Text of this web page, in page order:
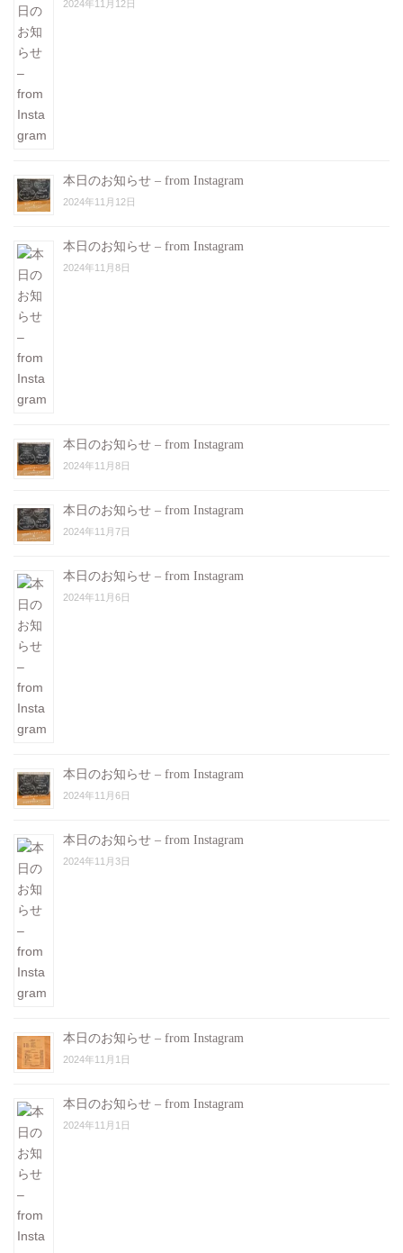
2024年11月12日
本日のお知らせ – from Instagram
2024年11月12日
本日のお知らせ – from Instagram
2024年11月8日
本日のお知らせ – from Instagram
2024年11月8日
本日のお知らせ – from Instagram
2024年11月7日
本日のお知らせ – from Instagram
2024年11月6日
本日のお知らせ – from Instagram
2024年11月6日
本日のお知らせ – from Instagram
2024年11月3日
本日のお知らせ – from Instagram
2024年11月1日
本日のお知らせ – from Instagram
2024年11月1日